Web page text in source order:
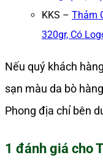
KKS – Thảm
320gr, Có
Nếu quý khách
sạn màu da bò
Phong địa chỉ bên
1 đánh giá cho